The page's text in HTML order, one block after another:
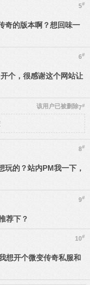
5#
奇的版本啊？想回味一
6#
个，很感谢这个网站让
7#
该用户已被删除
8#
玩的？站内PM我一下，
9#
荐下？
10#
想开个微变传奇私服和